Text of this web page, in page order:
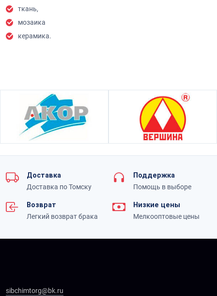
ткань,
мозаика
керамика.
Доставка
Доставка по Томску
Поддержка
Помощь в выборе
Возврат
Легкий возврат брака
Низкие цены
Мелкооптовые цены
sibchimtorg@bk.ru